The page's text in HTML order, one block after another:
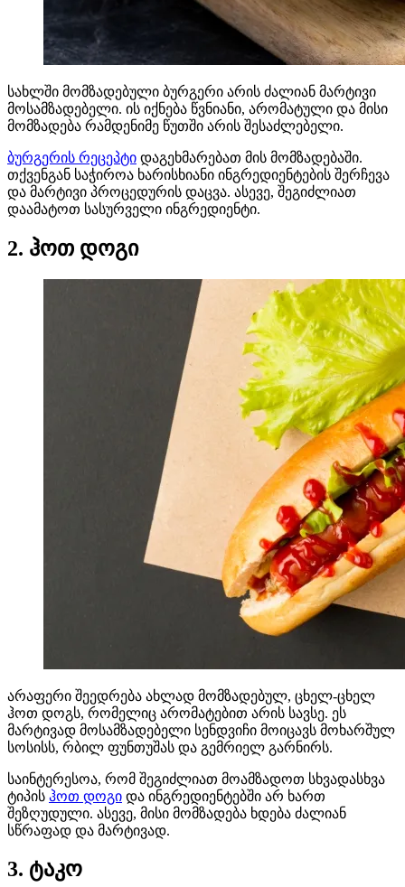
სახლში მომზადებული ბურგერი არის ძალიან მარტივი
მოსამზადებელი. ის იქნება წვნიანი, არომატული და მისი
მომზადება რამდენიმე წუთში არის შესაძლებელი.
ბურგერის რეცეპტი დაგეხმარებათ მის მომზადებაში.
თქვენგან საჭიროა ხარისხიანი ინგრედიენტების შერჩევა
და მარტივი პროცედურის დაცვა. ასევე, შეგიძლიათ
დაამატოთ სასურველი ინგრედიენტი.
2. ჰოთ დოგი
არაფერი შეედრება ახლად მომზადებულ, ცხელ-ცხელ
ჰოთ დოგს, რომელიც არომატებით არის სავსე. ეს
მარტივად მოსამზადებელი სენდვიჩი მოიცავს მოხარშულ
სოსისს, რბილ ფუნთუშას და გემრიელ გარნირს.
საინტერესოა, რომ შეგიძლიათ მოამზადოთ სხვადასხვა
ტიპის ჰოთ დოგი და ინგრედიენტებში არ ხართ
შეზღუდული. ასევე, მისი მომზადება ხდება ძალიან
სწრაფად და მარტივად.
3. ტაკო